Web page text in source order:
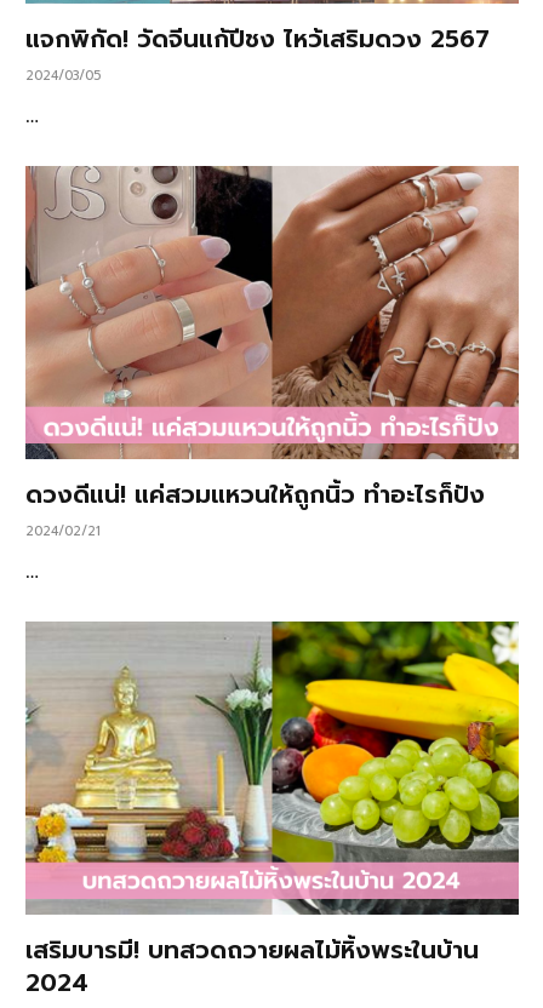
แจกพิกัด! วัดจีนแก้ปีชง ไหว้เสริมดวง 2567
2024/03/05
…
ดวงดีแน่! แค่สวมแหวนให้ถูกนิ้ว ทำอะไรก็ปัง
2024/02/21
…
เสริมบารมี! บทสวดถวายผลไม้หิ้งพระในบ้าน
2024